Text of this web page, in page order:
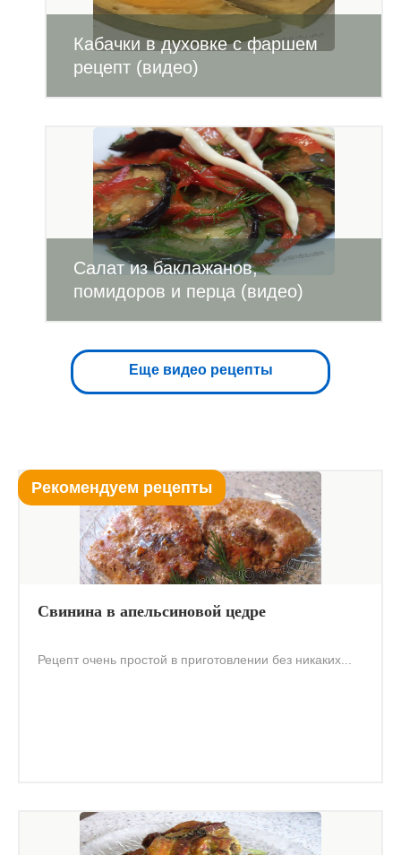
Кабачки в духовке с фаршем
рецепт (видео)
Салат из баклажанов,
помидоров и перца (видео)
Еще видео рецепты
Рекомендуем рецепты
Свинина в апельсиновой цедре
Рецепт очень простой в приготовлении без никаких...